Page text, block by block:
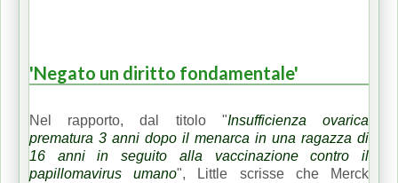
'Negato un diritto fondamentale'
Nel rapporto, dal titolo "Insufficienza ovarica
prematura 3 anni dopo il menarca in una ragazza di
16 anni in seguito alla vaccinazione contro il
papillomavirus umano", Little scrisse che Merck